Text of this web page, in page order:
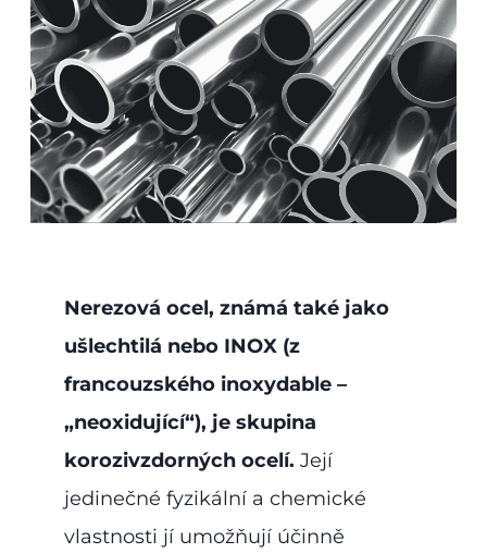
Nerezová ocel, známá také jako
ušlechtilá nebo INOX (z
francouzského inoxydable –
„neoxidující“), je skupina
korozivzdorných ocelí. Její
jedinečné fyzikální a chemické
vlastnosti jí umožňují účinně